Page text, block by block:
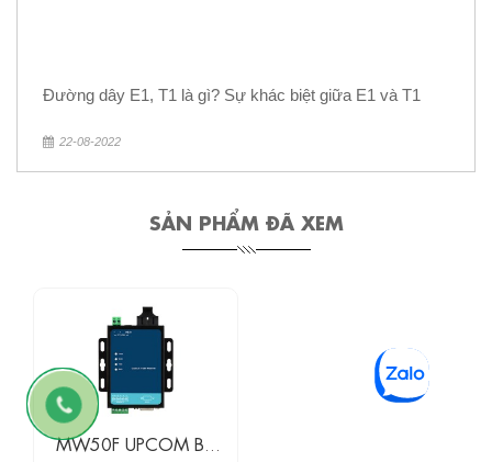
Đường dây E1, T1 là gì? Sự khác biệt giữa E1 và T1
22-08-2022
SẢN PHẨM ĐÃ XEM
MW50F UPCOM Bộ